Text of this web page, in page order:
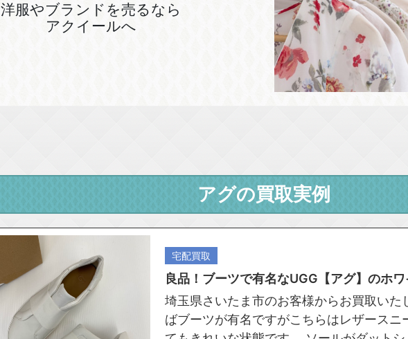
洋服やブランドを売るなら
アクイールへ
アグの買取実例
宅配買取
良品！ブーツで有名なUGG【アグ】のホ
埼玉県さいたま市のお客様からお買取いた
ばブーツが有名ですがこちらはレザースニ